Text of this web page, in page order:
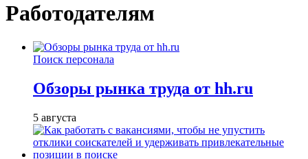
Работодателям
Поиск персонала
Обзоры рынка труда от hh.ru
5 августа